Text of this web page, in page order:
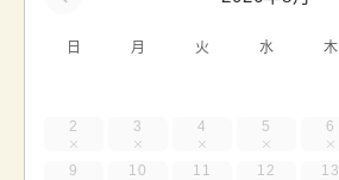
日 月 火 水 木
2 3 4 5 6
9 10 11 12 13